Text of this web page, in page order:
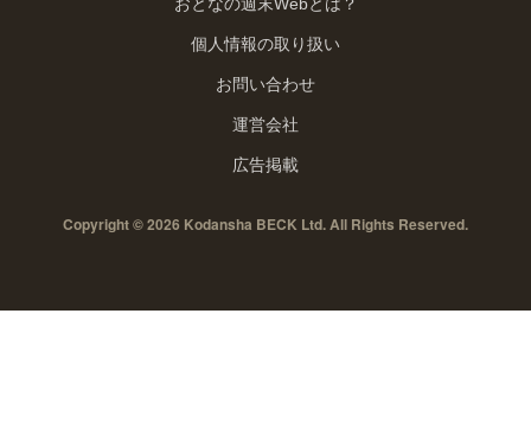
個人情報の取り扱い
お問い合わせ
運営会社
広告掲載
Copyright © 2026 Kodansha BECK Ltd. All Rights Reserved.